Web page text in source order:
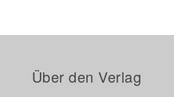
Über den Verlag